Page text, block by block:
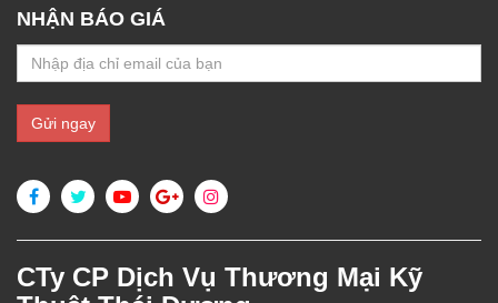
NHẬN BÁO GIÁ
CTy CP Dịch Vụ Thương Mại Kỹ